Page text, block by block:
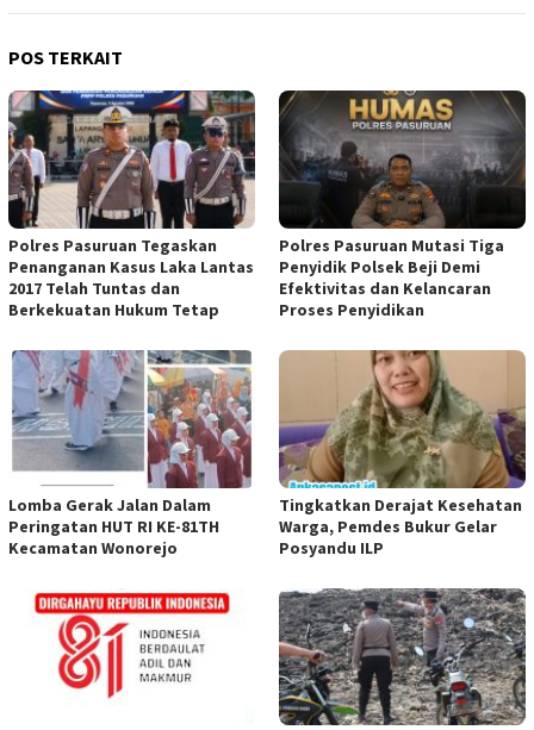
POS TERKAIT
Polres Pasuruan Tegaskan
Penanganan Kasus Laka Lantas
2017 Telah Tuntas dan
Berkekuatan Hukum Tetap
Polres Pasuruan Mutasi Tiga
Penyidik Polsek Beji Demi
Efektivitas dan Kelancaran
Proses Penyidikan
Lomba Gerak Jalan Dalam
Peringatan HUT RI KE-81TH
Kecamatan Wonorejo
Tingkatkan Derajat Kesehatan
Warga, Pemdes Bukur Gelar
Posyandu ILP